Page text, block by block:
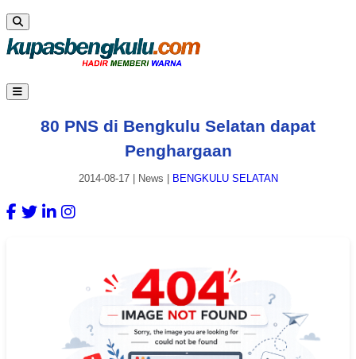
80 PNS di Bengkulu Selatan dapat
Penghargaan
2014-08-17| News BENGKULU SELATAN